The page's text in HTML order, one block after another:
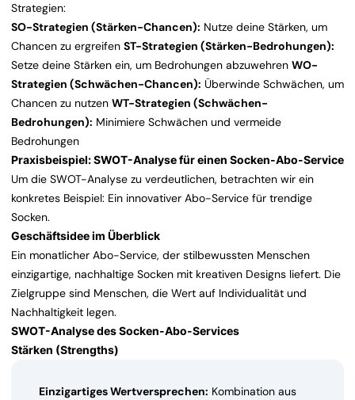
Strategien:
SO-Strategien (Stärken-Chancen): Nutze deine Stärken, um
Chancen zu ergreifen ST-Strategien (Stärken-Bedrohungen):
Setze deine Stärken ein, um Bedrohungen abzuwehren WO-
Strategien (Schwächen-Chancen): Überwinde Schwächen, um
Chancen zu nutzen WT-Strategien (Schwächen-
Bedrohungen): Minimiere Schwächen und vermeide
Bedrohungen
Praxisbeispiel: SWOT-Analyse für einen Socken-Abo-Service
Um die SWOT-Analyse zu verdeutlichen, betrachten wir ein
konkretes Beispiel: Ein innovativer Abo-Service für trendige
Socken.
Geschäftsidee im Überblick
Ein monatlicher Abo-Service, der stilbewussten Menschen
einzigartige, nachhaltige Socken mit kreativen Designs liefert. Die
Zielgruppe sind Menschen, die Wert auf Individualität und
Nachhaltigkeit legen.
SWOT-Analyse des Socken-Abo-Services
Stärken (Strengths)
Einzigartiges Wertversprechen: Kombination aus